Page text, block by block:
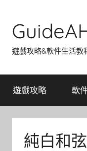
content
遊戲攻略&軟件生活教
遊戲攻略 軟
純白和